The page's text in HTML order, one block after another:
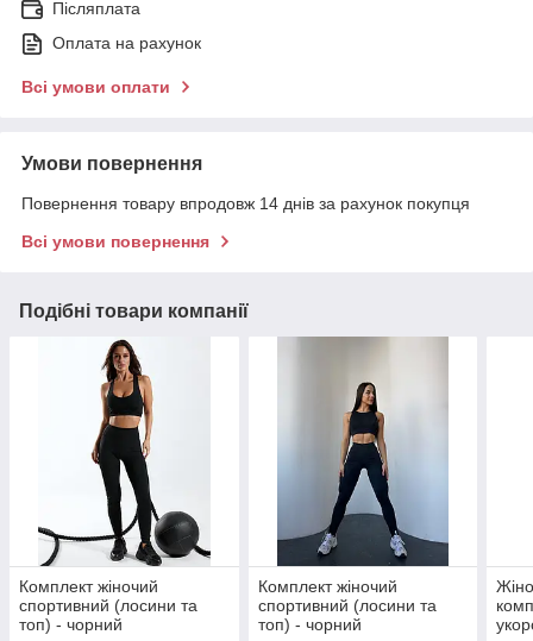
Післяплата
Оплата на рахунок
Всі умови оплати
Умови повернення
Повернення товару впродовж 14 днів за рахунок покупця
Всі умови повернення
Подібні товари компанії
Комплект жіночий
спортивний (лосини та
топ) - чорний
Комплект жіночий
спортивний (лосини та
топ) - чорний